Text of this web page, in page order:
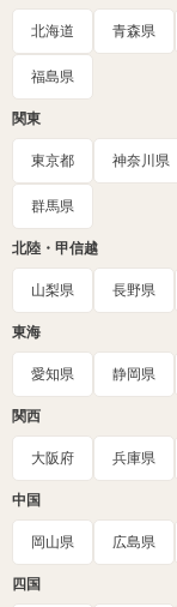
北海道 青森県
福島県
関東
東京都 神奈川県
群馬県
北陸・甲信越
山梨県 長野県
東海
愛知県 静岡県
関西
大阪府 兵庫県
中国
岡山県 広島県
四国